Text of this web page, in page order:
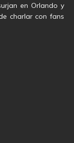
en Orlando y
charlar con fans